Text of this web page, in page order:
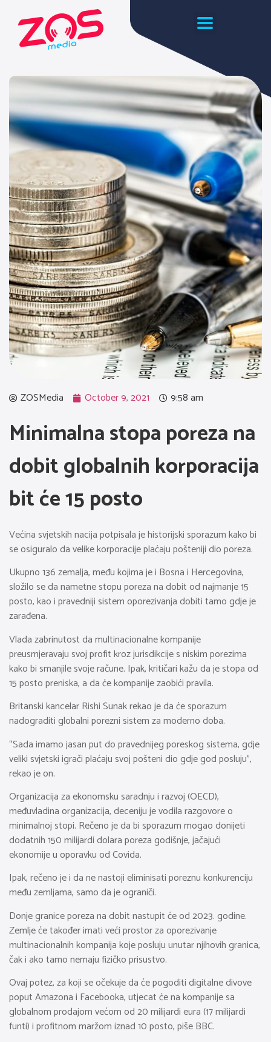
ZOSMedia October 9, 2021 9:58 am
Minimalna stopa poreza na
dobit globalnih korporacija
bit će 15 posto
Većina svjetskih nacija potpisala je historijski sporazum kako bi
se osiguralo da velike korporacije plaćaju pošteniji dio poreza.
Ukupno 136 zemalja, među kojima je i Bosna i Hercegovina,
složilo se da nametne stopu poreza na dobit od najmanje 15
posto, kao i pravedniji sistem oporezivanja dobiti tamo gdje je
zarađena.
Vlada zabrinutost da multinacionalne kompanije
preusmjeravaju svoj profit kroz jurisdikcije s niskim porezima
kako bi smanjile svoje račune. Ipak, kritičari kažu da je stopa od
15 posto preniska, a da će kompanije zaobići pravila.
Britanski kancelar Rishi Sunak rekao je da će sporazum
nadograditi globalni porezni sistem za moderno doba.
“Sada imamo jasan put do pravednijeg poreskog sistema, gdje
veliki svjetski igrači plaćaju svoj pošteni dio gdje god posluju”,
rekao je on.
Organizacija za ekonomsku saradnju i razvoj (OECD),
međuvladina organizacija, deceniju je vodila razgovore o
minimalnoj stopi. Rečeno je da bi sporazum mogao donijeti
dodatnih 150 milijardi dolara poreza godišnje, jačajući
ekonomije u oporavku od Covida.
Ipak, rečeno je i da ne nastoji eliminisati poreznu konkurenciju
među zemljama, samo da je ograniči.
Donje granice poreza na dobit nastupit će od 2023. godine.
Zemlje će također imati veći prostor za oporezivanje
multinacionalnih kompanija koje posluju unutar njihovih granica,
čak i ako tamo nemaju fizičko prisustvo.
Ovaj potez, za koji se očekuje da će pogoditi digitalne divove
poput Amazona i Facebooka, utjecat će na kompanije sa
globalnom prodajom većom od 20 milijardi eura (17 milijardi
funti) i profitnom maržom iznad 10 posto, piše BBC.